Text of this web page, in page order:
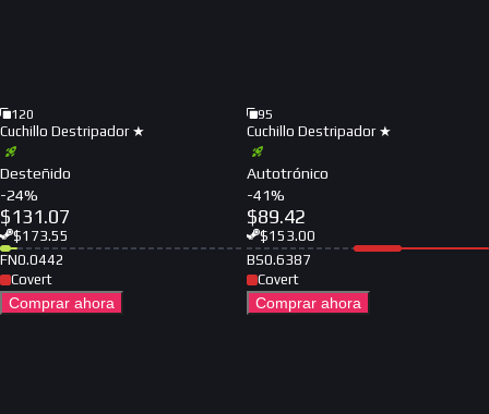
120
Cuchillo Destripador ★
Desteñido
-24%
$131.07
$173.55
FN0.0442
Covert
Comprar ahora
95
Cuchillo Destripador ★
Autotrónico
-41%
$89.42
$153.00
BS0.6387
Covert
Comprar ahora